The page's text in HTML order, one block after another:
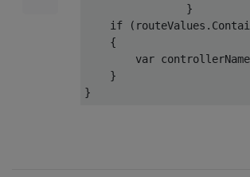
}
if
( routeValues .
{
var controllerName
}
}